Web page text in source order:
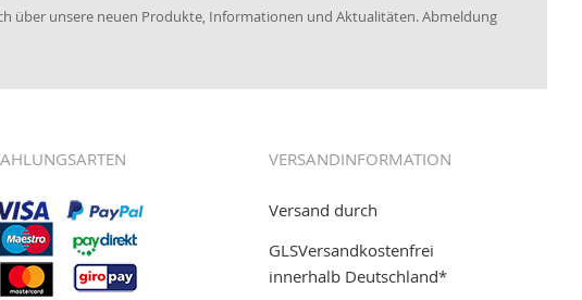
über unsere neuen Produkte, Informationen und Aktualitäten. Abmeldung
VERSANDINFORMATION
Versand durch
GLSVersandkostenfrei
innerhalb Deutschland*